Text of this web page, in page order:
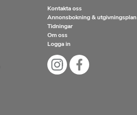
Kontakta oss
Annonsbokning & utgivningsplan
Tidningar
Om oss
Logga in